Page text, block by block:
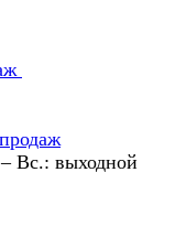
Вс.: выходной